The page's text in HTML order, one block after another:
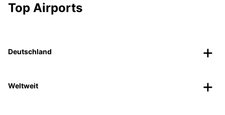
Top Airports
Deutschland
Weltweit